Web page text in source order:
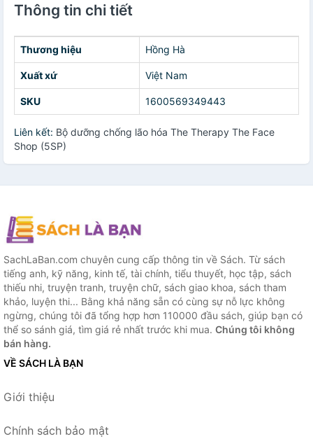
Thông tin chi tiết
Thương hiệu Hồng Hà
Xuất xứ Việt Nam
SKU 1600569349443
Liên kết: Bộ dưỡng chống lão hóa The Therapy The Face
Shop (5SP)
SachLaBan.com chuyên cung cấp thông tin về Sách. Từ sách
tiếng anh, kỹ năng, kinh tế, tài chính, tiểu thuyết, học tập, sách
thiếu nhi, truyện tranh, truyện chữ, sách giao khoa, sách tham
khảo, luyện thi... Bằng khả năng sẵn có cùng sự nỗ lực không
ngừng, chúng tôi đã tổng hợp hơn 110000 đầu sách, giúp bạn có
thể so sánh giá, tìm giá rẻ nhất trước khi mua. Chúng tôi không
bán hàng.
VỀ SÁCH LÀ BẠN
Giới thiệu
Chính sách bảo mật